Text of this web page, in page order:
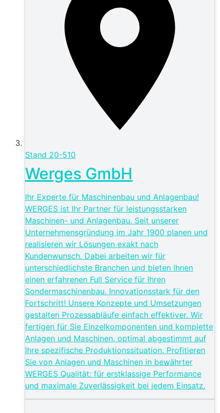
Stand 20-510
Werges GmbH
Ihr Experte für Maschinenbau und Anlagenbau!
WERGES ist Ihr Partner für leistungsstarken
Maschinen- und Anlagenbau. Seit unserer
Unternehmensgründung im Jahr 1900 planen und
realisieren wir Lösungen exakt nach
Kundenwunsch. Dabei arbeiten wir für
unterschiedlichste Branchen​​​​​​​ und bieten Ihnen
einen erfahrenen Full Service für Ihren
Sondermaschinenbau. Innovationsstark für den
Fortschritt! Unsere Konzepte und Umsetzungen
gestalten Prozessabläufe einfach effektiver. Wir
fertigen für Sie Einzelkomponenten und komplette
Anlagen und Maschinen, optimal abgestimmt auf
Ihre spezifische Produktionssituation. Profitieren
Sie von Anlagen und Maschinen in bewährter
WERGES Qualität: für erstklassige Performance
und maximale Zuverlässigkeit bei jedem Einsatz.